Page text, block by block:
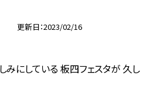
更新日 2023/02/16
にしている 板四フェスタが 久し